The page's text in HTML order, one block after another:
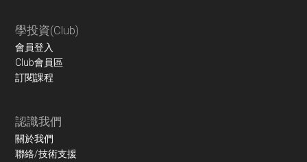
學投資(Club)
會員登入
Club會員區
訂閱課程
認識我們
關於我們
聯絡/技術支援